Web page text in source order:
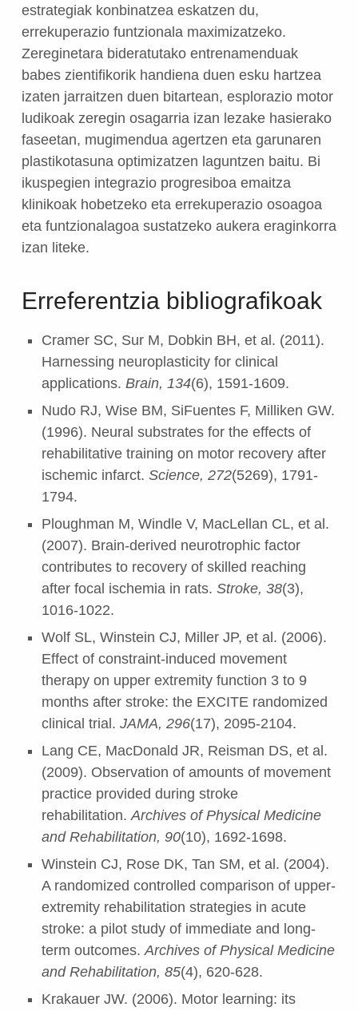
estrategiak konbinatzea eskatzen du,
errekuperazio funtzionala maximizatzeko.
Zereginetara bideratutako entrenamenduak
babes zientifikorik handiena duen esku hartzea
izaten jarraitzen duen bitartean, esplorazio motor
ludikoak zeregin osagarria izan lezake hasierako
faseetan, mugimendua agertzen eta garunaren
plastikotasuna optimizatzen laguntzen baitu. Bi
ikuspegien integrazio progresiboa emaitza
klinikoak hobetzeko eta errekuperazio osoagoa
eta funtzionalagoa sustatzeko aukera eraginkorra
izan liteke.
Erreferentzia bibliografikoak
Cramer SC, Sur M, Dobkin BH, et al. (2011).
Harnessing neuroplasticity for clinical
applications. Brain, 134(6), 1591-1609.
Nudo RJ, Wise BM, SiFuentes F, Milliken GW.
(1996). Neural substrates for the effects of
rehabilitative training on motor recovery after
ischemic infarct. Science, 272(5269), 1791-
1794.
Ploughman M, Windle V, MacLellan CL, et al.
(2007). Brain-derived neurotrophic factor
contributes to recovery of skilled reaching
after focal ischemia in rats. Stroke, 38(3),
1016-1022.
Wolf SL, Winstein CJ, Miller JP, et al. (2006).
Effect of constraint-induced movement
therapy on upper extremity function 3 to 9
months after stroke: the EXCITE randomized
clinical trial. JAMA, 296(17), 2095-2104.
Lang CE, MacDonald JR, Reisman DS, et al.
(2009). Observation of amounts of movement
practice provided during stroke
rehabilitation. Archives of Physical Medicine
and Rehabilitation, 90(10), 1692-1698.
Winstein CJ, Rose DK, Tan SM, et al. (2004).
A randomized controlled comparison of upper-
extremity rehabilitation strategies in acute
stroke: a pilot study of immediate and long-
term outcomes. Archives of Physical Medicine
and Rehabilitation, 85(4), 620-628.
Krakauer JW. (2006). Motor learning: its